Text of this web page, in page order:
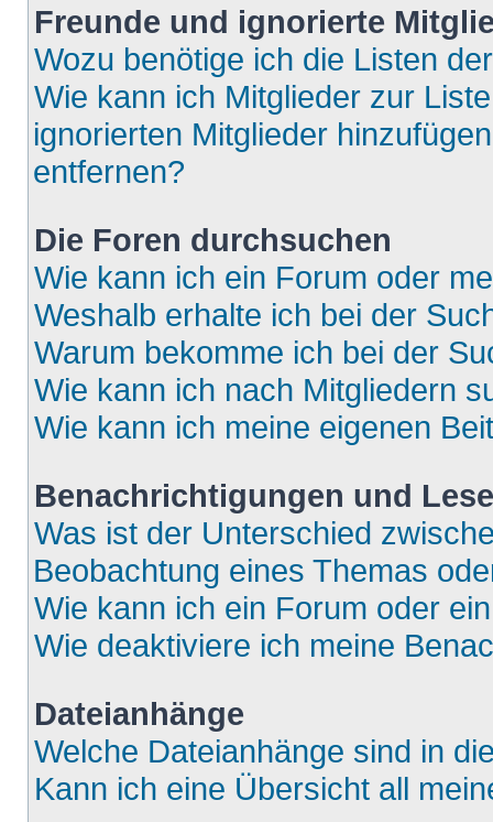
Freunde und ignorierte
Wozu benötige ich die Listen
Wie kann ich Mitglieder zur
ignorierten Mitglieder
entfernen?
Die Foren durchsuchen
Wie kann ich ein Forum oder
Weshalb erhalte ich bei der
Warum bekomme ich bei der
Wie kann ich nach Mitgliedern
Wie kann ich meine eigenen
Benachrichtigungen und
Was ist der Unterschied
Beobachtung eines Themas
Wie kann ich ein Forum oder
Wie deaktiviere ich meine
Dateianhänge
Welche Dateianhänge sind in
Kann ich eine Übersicht all